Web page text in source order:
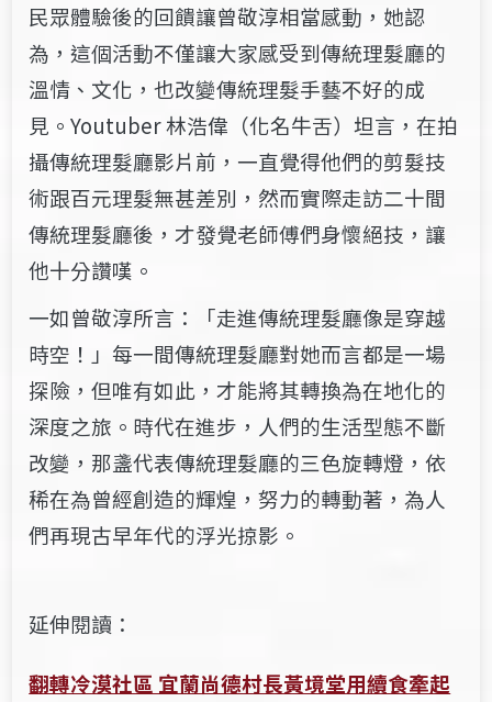
民眾體驗後的回饋讓曾敬淳相當感動，她認
為，這個活動不僅讓大家感受到傳統理髮廳的
溫情、文化，也改變傳統理髮手藝不好的成
見。Youtuber 林浩偉（化名牛舌）坦言，在拍
攝傳統理髮廳影片前，一直覺得他們的剪髮技
術跟百元理髮無甚差別，然而實際走訪二十間
傳統理髮廳後，才發覺老師傅們身懷絕技，讓
他十分讚嘆。
一如曾敬淳所言：「走進傳統理髮廳像是穿越
時空！」每一間傳統理髮廳對她而言都是一場
探險，但唯有如此，才能將其轉換為在地化的
深度之旅。時代在進步，人們的生活型態不斷
改變，那盞代表傳統理髮廳的三色旋轉燈，依
稀在為曾經創造的輝煌，努力的轉動著，為人
們再現古早年代的浮光掠影。
延伸閱讀：
翻轉冷漠社區 宜蘭尚德村長黃境堂用續食牽起